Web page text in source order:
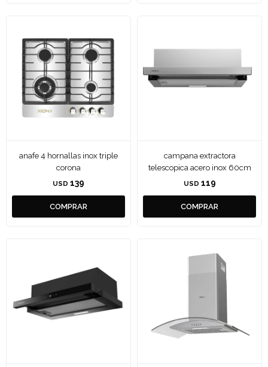
anafe 4 hornallas inox triple
corona
USD 139
campana extractora
telescopica acero inox 60cm
USD 119